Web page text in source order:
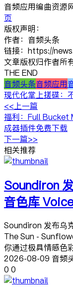
音频应用编曲资源
页
版权声明：
作者：音频头条
链接：https://
文章版权归作者所
THE END
音频头条音频应用
现代化掌上搓碟：
<<上一篇
福利：Full Bucket
成器插件免费下载
下一篇>>
相关推荐
Soundiron
音色库
Soundiron 发布乌
The Sun -
你通过极具情感
2026-08-09 音频
0 0